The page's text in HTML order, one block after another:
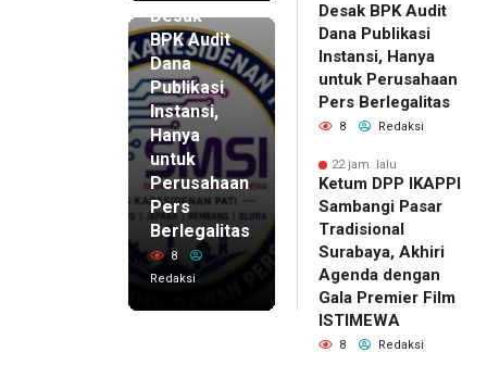
Desak
BPK Audit
Dana
Publikasi
Instansi,
Hanya
untuk
Perusahaan
Pers
Berlegalitas
8
Redaksi
Desak BPK Audit
Dana Publikasi
Instansi, Hanya
untuk Perusahaan
Pers Berlegalitas
8 Redaksi
22 jam lalu
Ketum DPP IKAPPI
Sambangi Pasar
Tradisional
Surabaya, Akhiri
Agenda dengan
Gala Premier Film
ISTIMEWA
8 Redaksi